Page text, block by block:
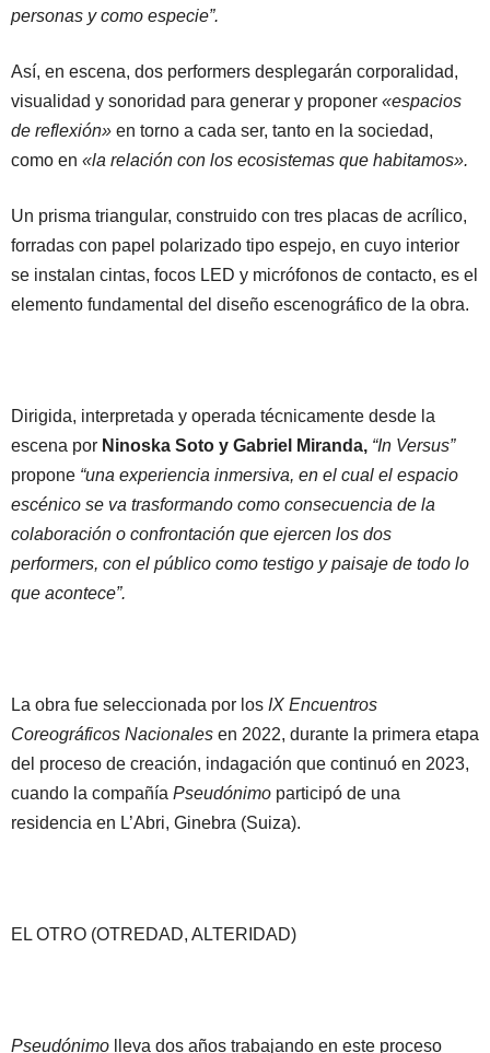
personas y como especie”.
Así, en escena, dos performers desplegarán corporalidad,
visualidad y sonoridad para generar y proponer «espacios
de reflexión» en torno a cada ser, tanto en la sociedad,
como en «la relación con los ecosistemas que habitamos».
Un prisma triangular, construido con tres placas de acrílico,
forradas con papel polarizado tipo espejo, en cuyo interior
se instalan cintas, focos LED y micrófonos de contacto, es el
elemento fundamental del diseño escenográfico de la obra.
Dirigida, interpretada y operada técnicamente desde la
escena por Ninoska Soto y Gabriel Miranda, “In Versus”
propone “una experiencia inmersiva, en el cual el espacio
escénico se va trasformando como consecuencia de la
colaboración o confrontación que ejercen los dos
performers, con el público como testigo y paisaje de todo lo
que acontece”.
La obra fue seleccionada por los IX Encuentros
Coreográficos Nacionales en 2022, durante la primera etapa
del proceso de creación, indagación que continuó en 2023,
cuando la compañía Pseudónimo participó de una
residencia en L’Abri, Ginebra (Suiza).
EL OTRO (OTREDAD, ALTERIDAD)
Pseudónimo lleva dos años trabajando en este proceso